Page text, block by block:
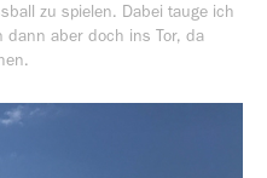
zu spielen. Dabei tauge ich
aber doch ins Tor, da